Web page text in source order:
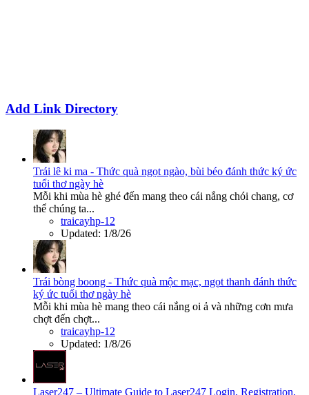
Add Link Directory
Trái lê ki ma - Thức quà ngọt ngào, bùi béo đánh thức ký ức
tuổi thơ ngày hè
Mỗi khi mùa hè ghé đến mang theo cái nắng chói chang, cơ
thể chúng ta...
traicayhp-12
Updated: 1/8/26
Trái bòng boong - Thức quà mộc mạc, ngọt thanh đánh thức
ký ức tuổi thơ ngày hè
Mỗi khi mùa hè mang theo cái nắng oi ả và những cơn mưa
chợt đến chợt...
traicayhp-12
Updated: 1/8/26
Laser247 – Ultimate Guide to Laser247 Login, Registration,